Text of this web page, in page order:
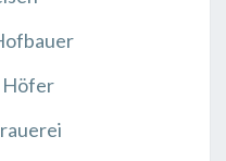
Höfer